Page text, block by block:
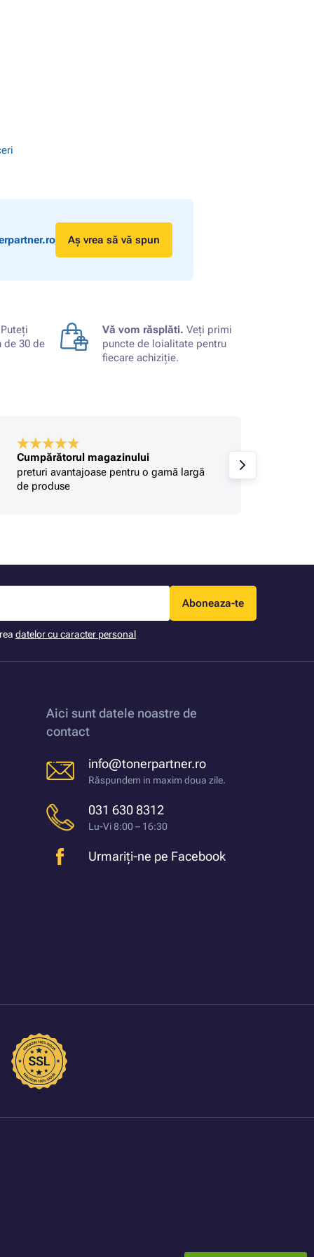
Aș vrea să vă spun
Puteți
de 30 de
Vă vom răsplăti. Veți primi
puncte de loialitate pentru
fiecare achiziție.
Cumpărătorul magazinului
preturi avantajoase pentru o gamă largă
de produse
Aboneaza-te
datelor cu caracter personal
Aici sunt datele noastre de
contact
info@tonerpartner.ro
Răspundem in maxim doua zile.
031 630 8312
Lu-Vi 8:00 – 16:30
Urmariți-ne pe Facebook